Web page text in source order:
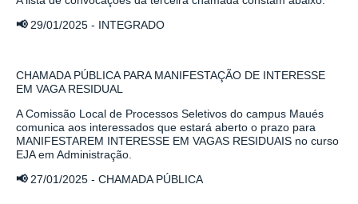
📢29/01/2025 - INTEGRADO
CHAMADA PÚBLICA PARA MANIFESTAÇÃO DE INTERESSE
EM VAGA RESIDUAL
A Comissão Local de Processos Seletivos do campus Maués
comunica aos interessados que estará aberto o prazo para
MANIFESTAREM INTERESSE EM VAGAS RESIDUAIS no curso
EJA em Administração.
📢27/01/2025 - CHAMADA PÚBLICA